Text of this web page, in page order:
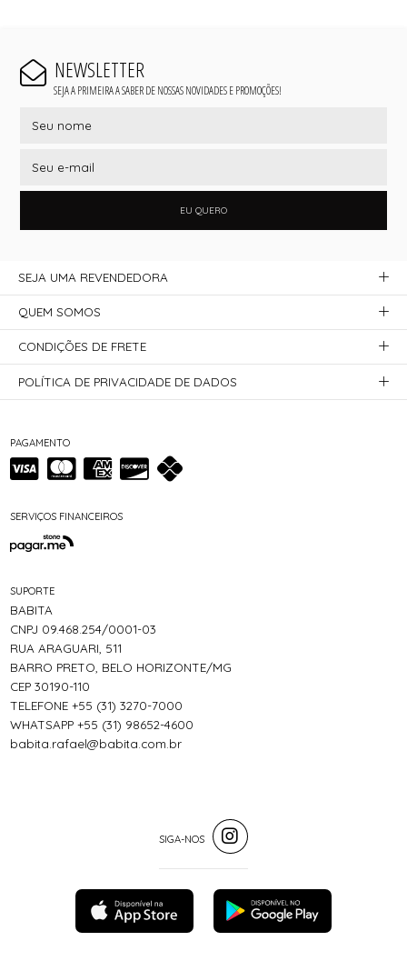
NEWSLETTER
SEJA A PRIMEIRA A SABER DE NOSSAS NOVIDADES E PROMOÇÕES!
EU QUERO
PAGAMENTO
SERVIÇOS FINANCEIROS
SUPORTE
BABITA
CNPJ 09.468.254/0001-03
RUA ARAGUARI, 511
BARRO PRETO, BELO HORIZONTE/MG
CEP 30190-110
TELEFONE +55 (31) 3270-7000
WHATSAPP +55 (31) 98652-4600
babita.rafael@babita.com.br
SEJA UMA REVENDEDORA
QUEM SOMOS
CONDIÇÕES DE FRETE
POLÍTICA DE PRIVACIDADE DE DADOS